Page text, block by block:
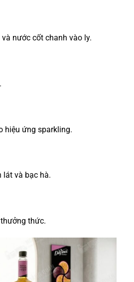
nước cốt chanh vào ly.
hiệu ứng sparkling.
lát và bạc hà.
thức.